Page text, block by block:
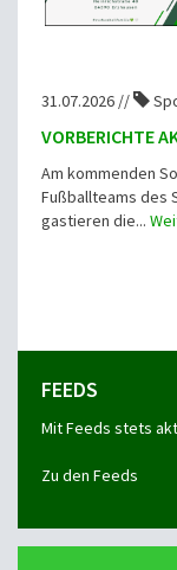
31.07.2026 //
VORBERICHTE
Am kommenden
Fußballteams des
gastieren die...
FEEDS
Mit Feeds stets
Zu den Feeds